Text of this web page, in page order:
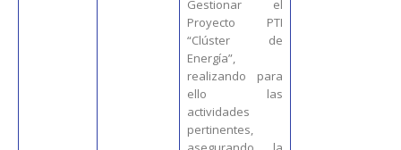
Gestionar el
Proyecto PTI
“Clúster de
Energía”,
realizando para
ello las
actividades
pertinentes,